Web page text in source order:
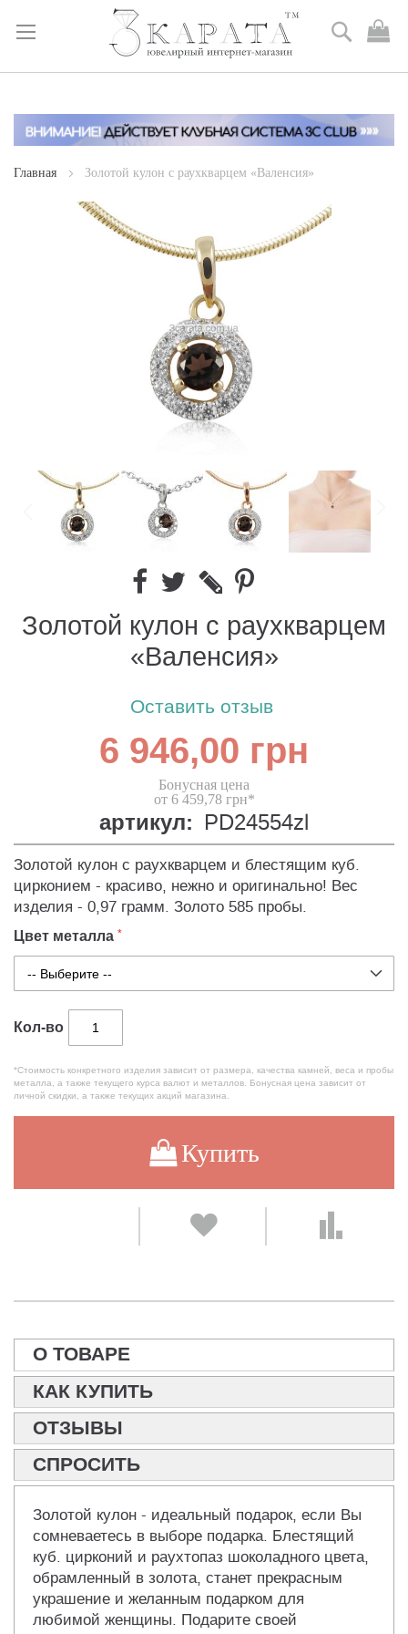
Skip
Content
Поиск
Главная Золотой кулон с раухкварцем «Валенсия»
Золотой кулон с раухкварцем
«Валенсия»
Оставить отзыв
6 946,00 грн
Бонусная цена
от 6 459,78 грн*
артикул: PD24554zl
Золотой кулон с раухкварцем и блестящим куб.
цирконием - красиво, нежно и оригинально! Вес
изделия - 0,97 грамм. Золото 585 пробы.
Цвет металла
Кол-во
*Стоимость конкретного изделия зависит от размера, качества камней, веса и пробы
металла, а также текущего курса валют и металлов. Бонусная цена зависит от
личной скидки, а также текущих акций магазина.
Купить
О ТОВАРЕ
КАК КУПИТЬ
ОТЗЫВЫ
СПРОСИТЬ
Золотой кулон - идеальный подарок, если Вы
сомневаетесь в выборе подарка. Блестящий
куб. цирконий и раухтопаз шоколадного цвета,
обрамленный в золота, станет прекрасным
украшение и желанным подарком для
любимой женщины. Подарите своей